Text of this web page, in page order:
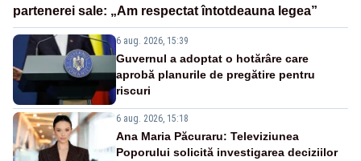
partenerei sale: „Am respectat întotdeauna legea”
6 aug. 2026, 15:39
Guvernul a adoptat o hotărâre care
aprobă planurile de pregătire pentru
riscuri
6 aug. 2026, 15:18
Ana Maria Păcuraru: Televiziunea
Poporului solicită investigarea deciziilor